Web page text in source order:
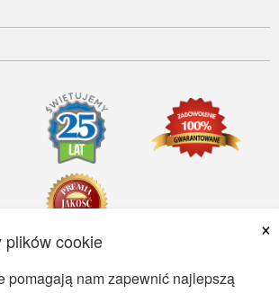
plików cookie
×
pomagają nam zapewnić najlepszą
Warunki Użytkowania Polityka prywatności